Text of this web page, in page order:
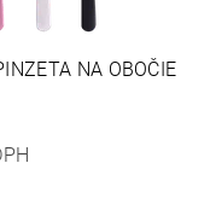
NA OBOČIE